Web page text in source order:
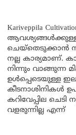
Kariveppila
ആവശ്യങ്ങൾക്കുള്ള
ചെയ്തെടുക്കാൻ
നല്ല കാര്യമാണ്.
നിന്നും വാങ്ങുന്ന
ഉൾപ്പെടെയുള്ള
കീടനാശിനികൾ
കറിവേപ്പില ചെടി
വളരുന്നില്ല എന്ന്